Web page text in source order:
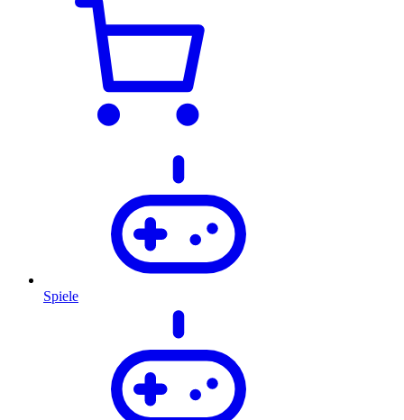
Spiele